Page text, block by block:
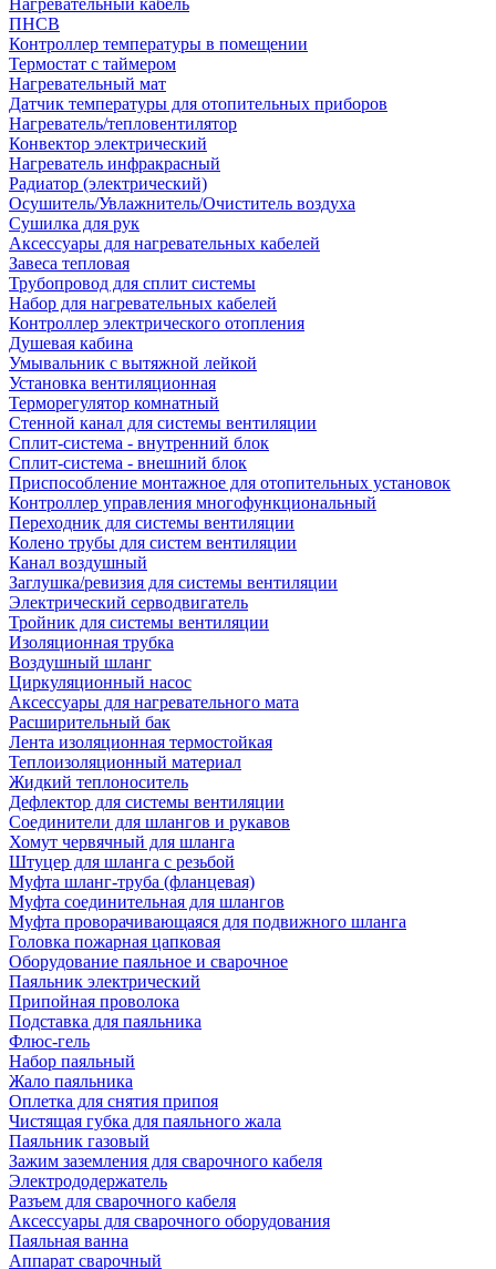
Нагревательный кабель
ПНСВ
Контроллер температуры в помещении
Термостат с таймером
Нагревательный мат
Датчик температуры для отопительных приборов
Нагреватель/тепловентилятор
Конвектор электрический
Нагреватель инфракрасный
Радиатор (электрический)
Осушитель/Увлажнитель/Очиститель воздуха
Сушилка для рук
Аксессуары для нагревательных кабелей
Завеса тепловая
Трубопровод для сплит системы
Набор для нагревательных кабелей
Контроллер электрического отопления
Душевая кабина
Умывальник с вытяжной лейкой
Установка вентиляционная
Терморегулятор комнатный
Стенной канал для системы вентиляции
Сплит-система - внутренний блок
Сплит-система - внешний блок
Приспособление монтажное для отопительных установок
Контроллер управления многофункциональный
Переходник для системы вентиляции
Колено трубы для систем вентиляции
Канал воздушный
Заглушка/ревизия для системы вентиляции
Электрический серводвигатель
Тройник для системы вентиляции
Изоляционная трубка
Воздушный шланг
Циркуляционный насос
Аксессуары для нагревательного мата
Расширительный бак
Лента изоляционная термостойкая
Теплоизоляционный материал
Жидкий теплоноситель
Дефлектор для системы вентиляции
Соединители для шлангов и рукавов
Хомут червячный для шланга
Штуцер для шланга с резьбой
Муфта шланг-труба (фланцевая)
Муфта соединительная для шлангов
Муфта проворачивающаяся для подвижного шланга
Головка пожарная цапковая
Оборудование паяльное и сварочное
Паяльник электрический
Припойная проволока
Подставка для паяльника
Флюс-гель
Набор паяльный
Жало паяльника
Оплетка для снятия припоя
Чистящая губка для паяльного жала
Паяльник газовый
Зажим заземления для сварочного кабеля
Электрододержатель
Разъем для сварочного кабеля
Аксессуары для сварочного оборудования
Паяльная ванна
Аппарат сварочный